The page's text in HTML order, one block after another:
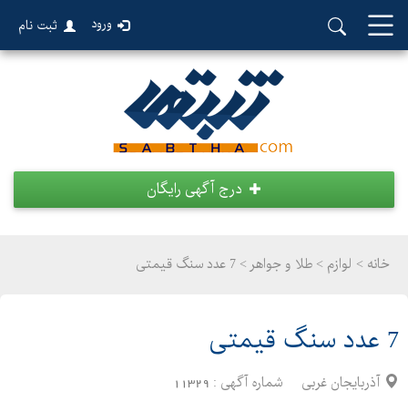
ورود ثبت نام
درج آگهی رایگان
خانه > لوازم > طلا و جواهر > 7 عدد سنگ قیمتی
7 عدد سنگ قیمتی
آذربایجان غربی شماره آگهی : 11329